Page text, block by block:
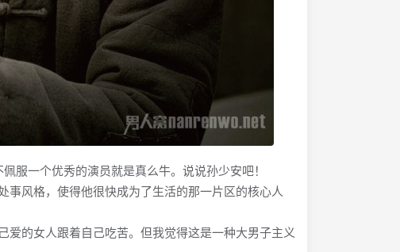
服一个优秀的演员就是真么牛。说说孙少安吧！
风格，使得他很快成为了生活的那一片区的核心人
的女人跟着自己吃苦。但我觉得这是一种大男子主义